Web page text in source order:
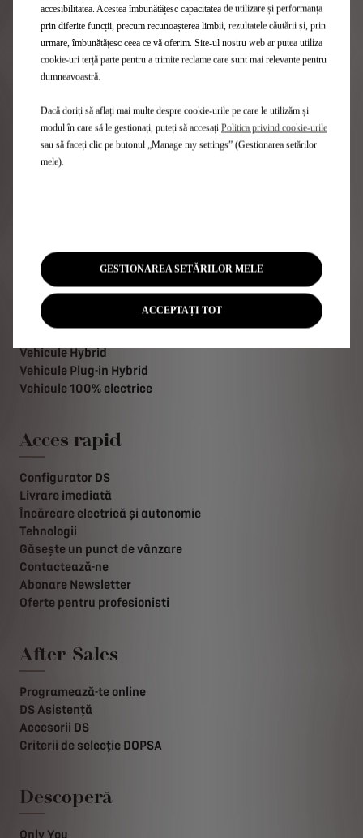
En savoir plus
Configurează
Solicită un test
drive
...
SUV
Hatchback-uri
Ediții Limitate
Vehicule Hybrid
Vehicule Plug-in Hybrid
Vehicule 100% electrice
Acces rapid
Configurator DS
Livrare imediată
Încărcare electrică și autonomie
Tehnologii
Găsește un punct de vânzare
Contactează-ne
Abonare Newsletter
Oferte pentru profesionisti
After-Sales
Programează-te online
DS Asistență
Accesorii DS
Criterii de selecție DOPSA
Descoperă
Only You
accesibilitatea. Acestea îmbunătățesc capacitatea de utilizare și performanța
prin diferite funcții, precum recunoașterea limbii, rezultatele căutării și, prin
urmare, îmbunătățesc ceea ce vă oferim. Site-ul nostru web ar putea utiliza
cookie-uri terță parte pentru a trimite reclame care sunt mai relevante pentru
dumneavoastră.
Dacă doriți să aflați mai multe despre cookie-urile pe care le utilizăm și
modul în care să le gestionați, puteți să accesați Politica privind cookie-urile
sau să faceți clic pe butonul „Manage my settings” (Gestionarea setărilor
mele).
GESTIONAREA SETĂRILOR MELE
ACCEPTAȚI TOT